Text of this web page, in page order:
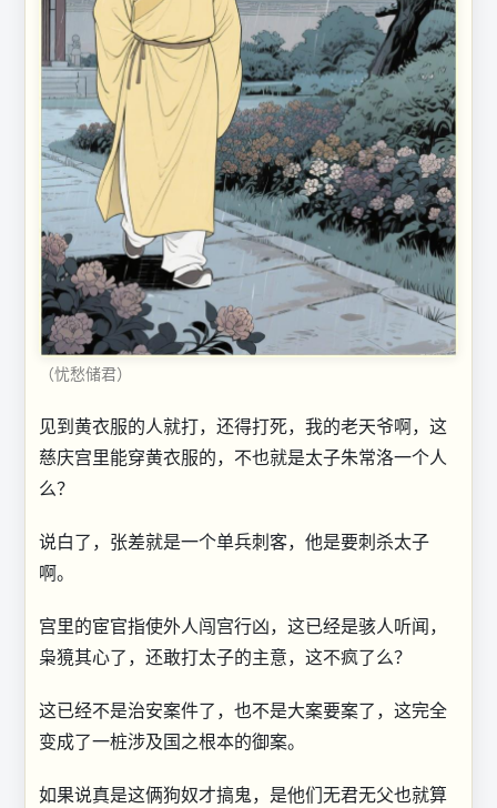
（忧愁储君）
见到黄衣服的人就打，还得打死，我的老天爷啊，这
慈庆宫里能穿黄衣服的，不也就是太子朱常洛一个人
么？
说白了，张差就是一个单兵刺客，他是要刺杀太子
啊。
宫里的宦官指使外人闯宫行凶，这已经是骇人听闻，
枭獍其心了，还敢打太子的主意，这不疯了么？
这已经不是治安案件了，也不是大案要案了，这完全
变成了一桩涉及国之根本的御案。
如果说真是这俩狗奴才搞鬼，是他们无君无父也就算